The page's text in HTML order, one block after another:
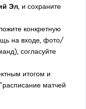
Эл , и сохраните
конкретную
на входе, фото/
согласуйте
итогом и
матчей